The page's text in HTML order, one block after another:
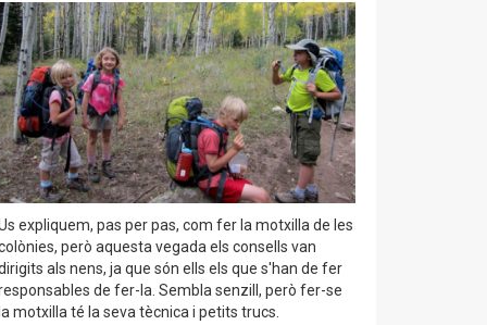
expliquem, pas per pas, com fer la motxilla de les
però aquesta vegada els consells van
als nens, ja que són ells els que s'han de fer
de fer-la. Sembla senzill, però fer-se
la motxilla té la seva tècnica i petits trucs.